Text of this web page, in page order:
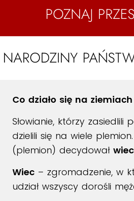
POZNAJ
NARODZINY
Co działo się na
Słowianie, którzy zasiedlili
dzielili się na wiele
(plemion) decydował wiec
Wiec – zgromadzenie, w
udział wszyscy dorośli